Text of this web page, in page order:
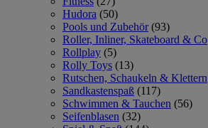
Hudora (50)
Pools und Zubehör (93)
Roller, Inliner, Skateboard & Co
Rollplay (5)
Rolly Toys (13)
Rutschen, Schaukeln & Klettern
Sandkastenspaß (117)
Schwimmen & Tauchen (56)
Seifenblasen (32)